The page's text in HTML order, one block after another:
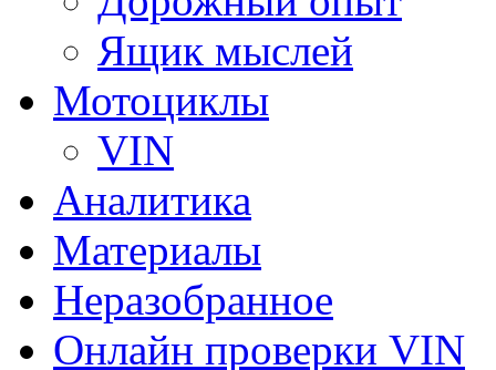
Ящик мыслей
Мотоциклы
VIN
Аналитика
Материалы
Неразобранное
Онлайн проверки VIN